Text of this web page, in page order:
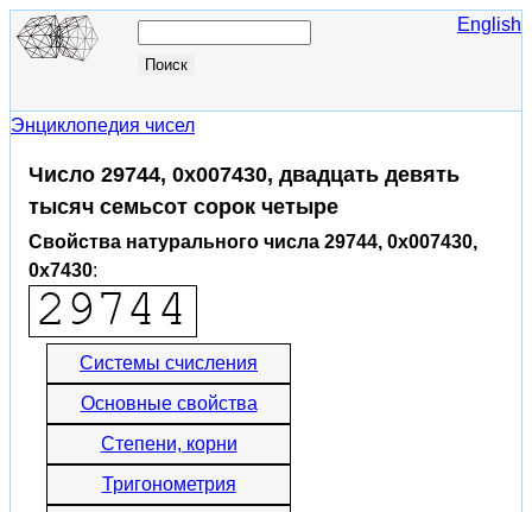
English
Энциклопедия чисел
Число 29744, 0x007430, двадцать девять
тысяч семьсот сорок четыре
Свойства натурального числа 29744, 0x007430,
0x7430:
Системы счисления
Основные свойства
Степени, корни
Тригонометрия